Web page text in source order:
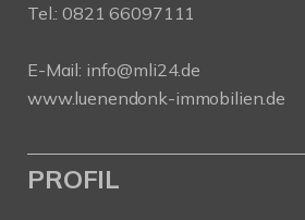
Tel.: 0821 66097111
E-Mail: info@mli24.de
www.luenendonk-immobilien.de
PROFIL